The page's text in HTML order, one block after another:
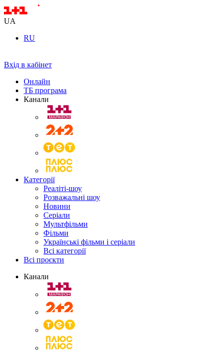
UA
RU
Вхід в кабінет
Онлайн
ТБ програма
Канали
Категорії
Реаліті-шоу
Розважальні шоу
Новини
Серіали
Мультфільми
Фільми
Українські фільми і серіали
Всі категорії
Всі проєкти
Канали